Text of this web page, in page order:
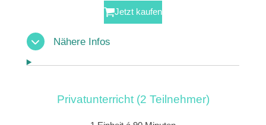
Jetzt kaufen
Nähere Infos
Privatunterricht (2 Teilnehmer)